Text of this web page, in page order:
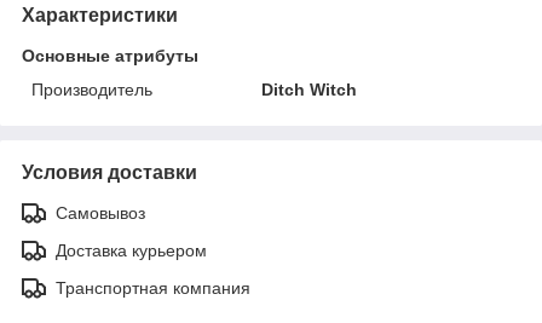
Характеристики
Основные атрибуты
Производитель
Ditch Witch
Условия доставки
Самовывоз
Доставка курьером
Транспортная компания